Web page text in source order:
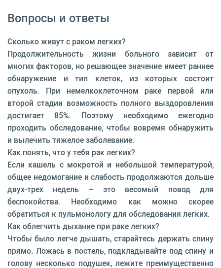
Вопросы и ответы
Сколько живут с раком легких?
Продолжительность жизни больного зависит от
многих факторов, но решающее значение имеет раннее
обнаружение и тип клеток, из которых состоит
опухоль. При немелкоклеточном раке первой или
второй стадии возможность полного выздоровления
достигает 85%. Поэтому необходимо ежегодно
проходить обследование, чтобы вовремя обнаружить
и вылечить тяжелое заболевание.
Как понять, что у тебя рак легких?
Если кашель с мокротой и небольшой температурой,
общее недомогание и слабость продолжаются дольше
двух-трех недель – это весомый повод для
беспокойства. Необходимо как можно скорее
обратиться к пульмонологу для обследования легких.
Как облегчить дыхание при раке легких?
Чтобы было легче дышать, старайтесь держать спину
прямо. Ложась в постель, подкладывайте под спину и
голову несколько подушек, лежите преимущественно